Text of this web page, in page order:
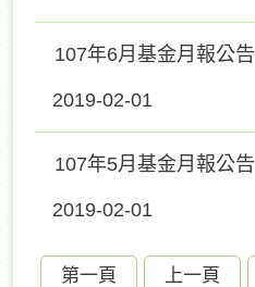
107年6月基金月報公告
2019-02-01
107年5月基金月報公告
2019-02-01
第一頁 上一頁